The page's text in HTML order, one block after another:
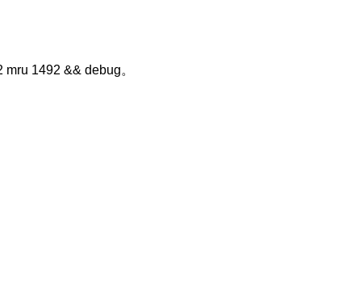
1492 && debug。